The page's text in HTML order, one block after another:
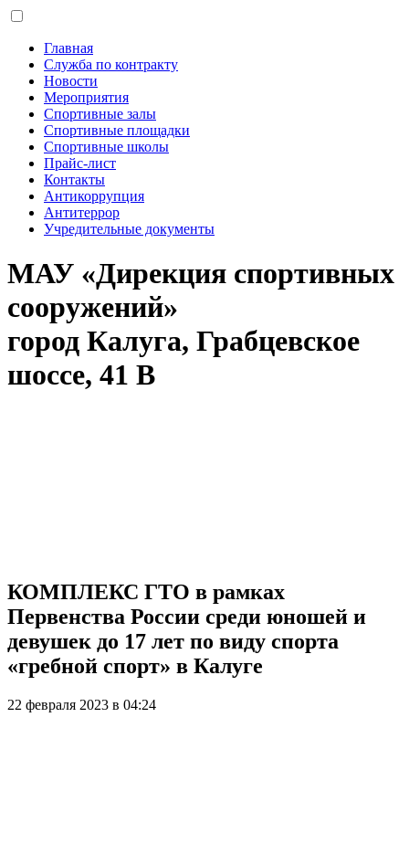
Главная
Служба по контракту
Новости
Мероприятия
Спортивные залы
Спортивные площадки
Спортивные школы
Прайс-лист
Контакты
Антикоррупция
Антитеррор
Учредительные документы
МАУ «Дирекция спортивных
сооружений»
город Калуга, Грабцевское
шоссе, 41 В
КОМПЛЕКС ГТО в рамках
Первенства России среди юношей и
девушек до 17 лет по виду спорта
«гребной спорт» в Калуге
22 февраля 2023 в 04:24